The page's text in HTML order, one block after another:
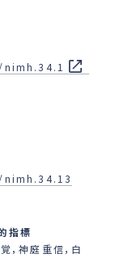
指標
神庭重信，白